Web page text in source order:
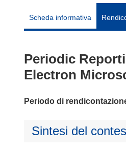
Scheda informativa
Periodic
Electron
Periodo di
Sintesi del